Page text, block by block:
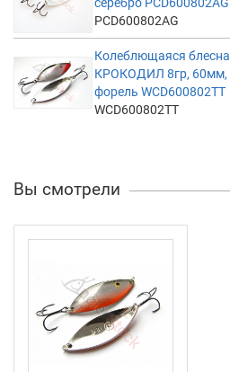
PCD600802AG
Колеблющаяся блесна
КРОКОДИЛ 8гр, 60мм,
форель WCD600802TT
WCD600802TT
Вы смотрели